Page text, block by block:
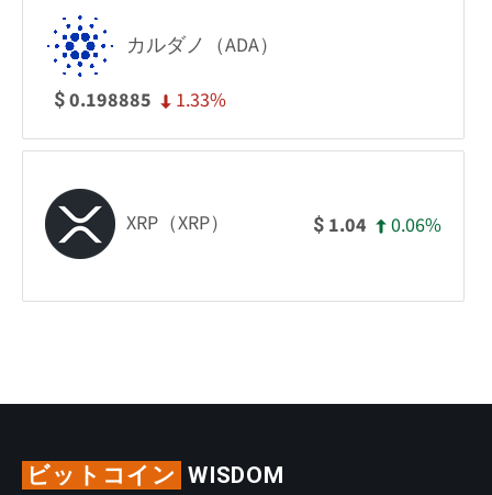
カルダノ（ADA）
$0.198885 1.33%
XRP（XRP） $ 1.04 0.06%
ビットコイン WISDOM